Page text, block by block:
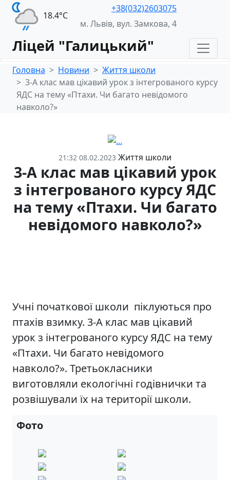
18.4°С
+38(032)2603075
м. Львів, вул. Замкова, 4
Ліцей "Галицький"
Головна Новини
Життя школи
3-А клас мав цікавий урок з інтегрованого курсу
ЯДС на тему «Птахи. Чи багато невідомого
навколо?»
21:32 08.02.2023 Життя школи
3-А клас мав цікавий урок
з інтегрованого курсу ЯДС
на тему «Птахи. Чи багато
невідомого навколо?»
Учні початкової школи піклуються про
птахів взимку. 3-А клас мав цікавий
урок з інтегрованого курсу ЯДС на тему
«Птахи. Чи багато невідомого
навколо?». Третьокласники
виготовляли екологічні годівнички та
розвішували їх на території школи.
Фото